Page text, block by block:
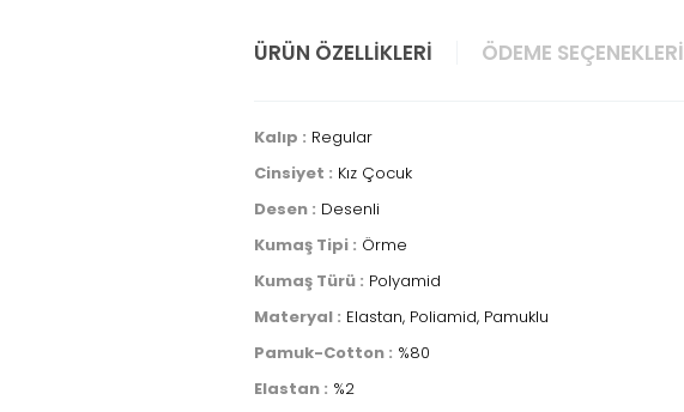
ÜRÜN ÖZELLIKLERI ÖDEME SEÇENEKLERI
Kalıp : Regular
Cinsiyet : Kız Çocuk
Desen : Desenli
Kumaş Tipi : Örme
Kumaş Türü : Polyamid
Materyal : Elastan, Poliamid, Pamuklu
Pamuk-Cotton : %80
Elastan : %2